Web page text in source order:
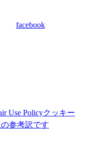
facebook
Use Policyクッキー
参考訳です